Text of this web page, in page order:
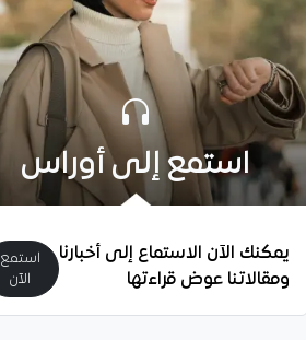
المسلمين تحذر
الأيديولوجي حول
البيداغوجية الجديدة،
من الفلسفة
والهوية وحماية الطفل.
استمع إلى أوراس
يمكنك الآن الاستماع إلى أخبارنا
ومقالاتنا عوض قراءتها
استمع
الآن